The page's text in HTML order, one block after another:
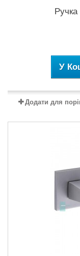
Ручка
У
Додати для